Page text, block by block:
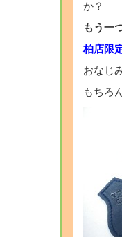
か？
もう一
柏店限
おなじ
もちろ